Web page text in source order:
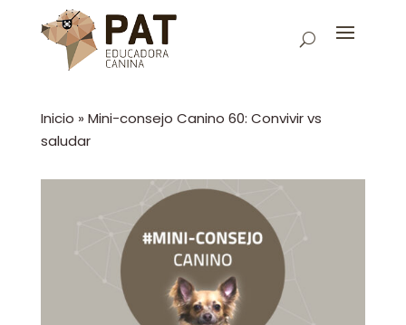
Inicio » Mini-consejo Canino 60: Convivir vs
saludar